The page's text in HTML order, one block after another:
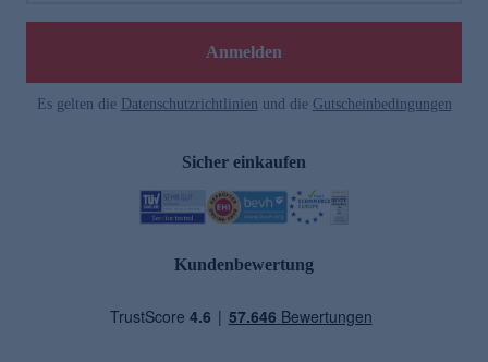
Anmelden
Es gelten die Datenschutzrichtlinien und die Gutscheinbedingungen
Sicher einkaufen
Kundenbewertung